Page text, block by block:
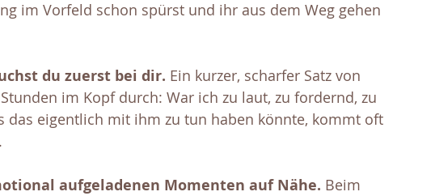
im Vorfeld schon spürst und ihr aus dem Weg gehen
du zuerst bei dir. Ein kurzer, scharfer Satz von
im Kopf durch: War ich zu laut, zu fordernd, zu
das eigentlich mit ihm zu tun haben könnte, kommt oft
aufgeladenen Momenten auf Nähe. Beim